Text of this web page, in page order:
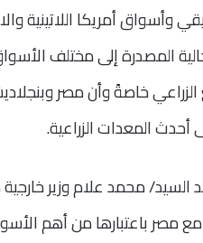
وأسواق أمريكا اللاتينية
المصدرة إلى مختلف
الزراعي خاصةً وأن مصر
أحدث المعدات الزراعية.
السيد/ محمد علام وزير
مصر باعتبارها من أهم